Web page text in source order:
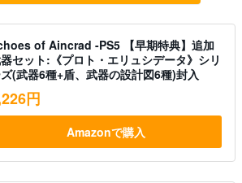
of Aincrad -PS5 【早期特典】追加
セット:《プロト・エリュシデータ》シリ
(武器6種+盾、武器の設計図6種)封入
円
Amazonで購入